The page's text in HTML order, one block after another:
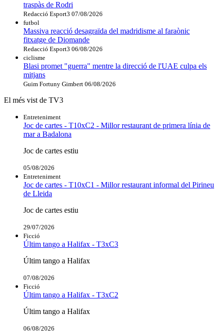
traspàs de Rodri
Redacció Esport3 07/08/2026
futbol
Massiva reacció desagraïda del madridisme al faraònic
fitxatge de Diomande
Redacció Esport3 06/08/2026
ciclisme
Blasi promet "guerra" mentre la direcció de l'UAE culpa els
mitjans
Guim Fortuny Gimbert 06/08/2026
El més vist de TV3
Entreteniment
Joc de cartes - T10xC2 - Millor restaurant de primera línia de
mar a Badalona
Joc de cartes estiu
05/08/2026
Entreteniment
Joc de cartes - T10xC1 - Millor restaurant informal del Pirineu
de Lleida
Joc de cartes estiu
29/07/2026
Ficció
Últim tango a Halifax - T3xC3
Últim tango a Halifax
07/08/2026
Ficció
Últim tango a Halifax - T3xC2
Últim tango a Halifax
06/08/2026